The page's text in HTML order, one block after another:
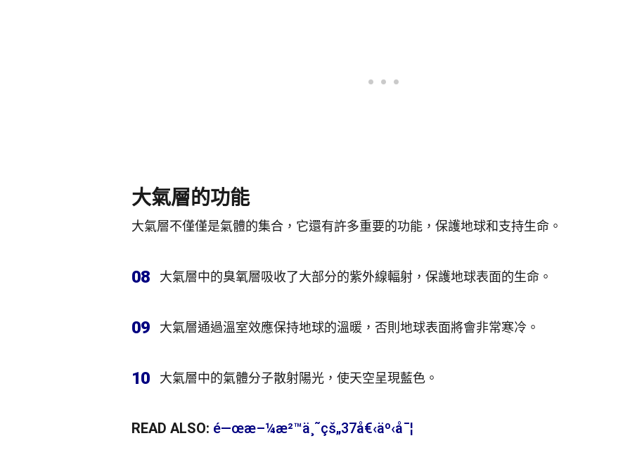
大氣層的功能
大氣層不僅僅是氣體的集合，它還有許多重要的功能，保護地球和支持生命。
08 大氣層中的臭氧層吸收了大部分的紫外線輻射，保護地球表面的生命。
09 大氣層通過溫室效應保持地球的溫暖，否則地球表面將會非常寒冷。
10 大氣層中的氣體分子散射陽光，使天空呈現藍色。
READ ALSO: é—œæ–¼æ²™ä¸˜çš„37å€‹äº‹å¯¦